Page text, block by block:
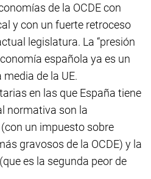
de la OCDE con
y con un fuerte retroceso
legislatura. La “presión
española ya es un
de la UE.
en las que España tiene
normativa son la
un impuesto sobre
gravosos de la OCDE) y la
es la segunda peor de